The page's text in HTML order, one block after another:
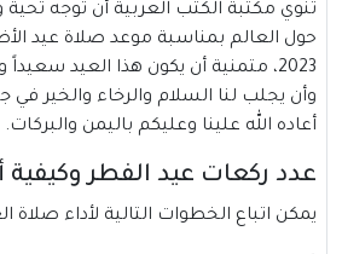
تنوي مكتبة الكتب العربية أن توجه
حول العالم بمناسبة موعد صلاة عيد
2023، متمنية أن يكون هذا العيد
وأن يجلب لنا السلام والرخاء والخير في
أعاده الله علينا وعليكم باليمن والبركات.
عدد ركعات عيد الفطر وكيفية
يمكن اتباع الخطوات التالية لأداء صلاة